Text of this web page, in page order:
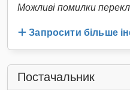
Можливі помилки
Запросити більше
Постачальник